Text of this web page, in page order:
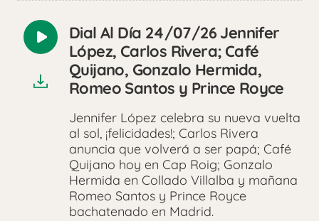
Reproducir
audio
Dial Al Día 24/07/26 Jennifer
López, Carlos Rivera; Café
Quijano, Gonzalo Hermida,
Romeo Santos y Prince Royce
Jennifer López celebra su nueva vuelta
al sol, ¡felicidades!; Carlos Rivera
anuncia que volverá a ser papá; Café
Quijano hoy en Cap Roig; Gonzalo
Hermida en Collado Villalba y mañana
Romeo Santos y Prince Royce
bachatenado en Madrid.